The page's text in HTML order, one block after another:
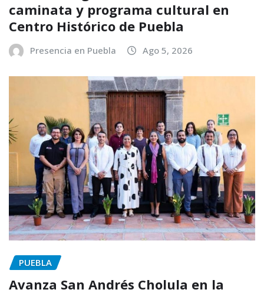
caminata y programa cultural en
Centro Histórico de Puebla
Presencia en Puebla Ago 5, 2026
PUEBLA
Avanza San Andrés Cholula en la